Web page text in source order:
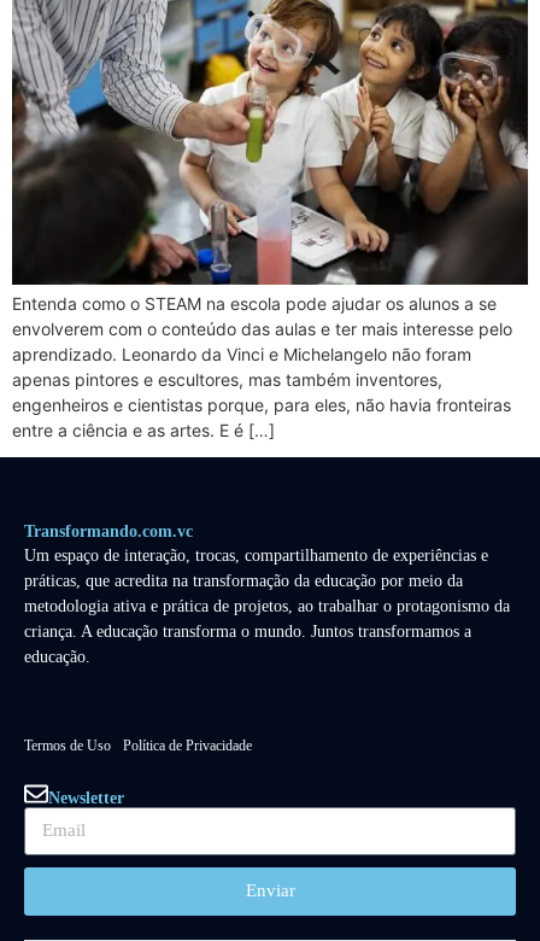
Entenda como o STEAM na escola pode ajudar os alunos a se
envolverem com o conteúdo das aulas e ter mais interesse pelo
aprendizado. Leonardo da Vinci e Michelangelo não foram
apenas pintores e escultores, mas também inventores,
engenheiros e cientistas porque, para eles, não havia fronteiras
entre a ciência e as artes. E é […]
Transformando.com.vc
Um espaço de interação, trocas, compartilhamento de experiências e
práticas, que acredita na transformação da educação por meio da
metodologia ativa e prática de projetos, ao trabalhar o protagonismo da
criança. A educação transforma o mundo. Juntos transformamos a
educação.
Termos de Uso Política de Privacidade
Newsletter
Enviar